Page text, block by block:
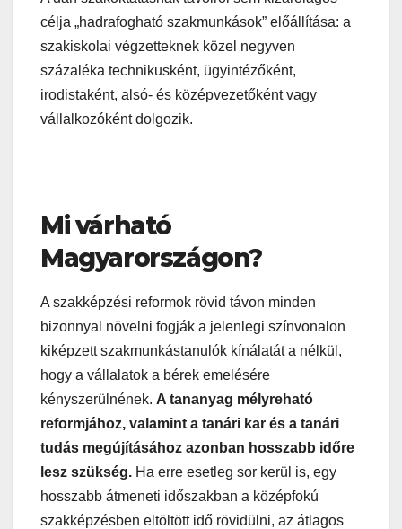
célja „hadrafogható szakmunkások” előállítása: a
szakiskolai végzetteknek közel negyven
százaléka technikusként, ügyintézőként,
irodistaként, alsó- és középvezetőként vagy
vállalkozóként dolgozik.
Mi várható
Magyarországon?
A szakképzési reformok rövid távon minden
bizonnyal növelni fogják a jelenlegi színvonalon
kiképzett szakmunkástanulók kínálatát a nélkül,
hogy a vállalatok a bérek emelésére
kényszerülnének. A tananyag mélyreható
reformjához, valamint a tanári kar és a tanári
tudás megújításához azonban hosszabb időre
lesz szükség. Ha erre esetleg sor kerül is, egy
hosszabb átmeneti időszakban a középfokú
szakképzésben eltöltött idő rövidülni, az átlagos